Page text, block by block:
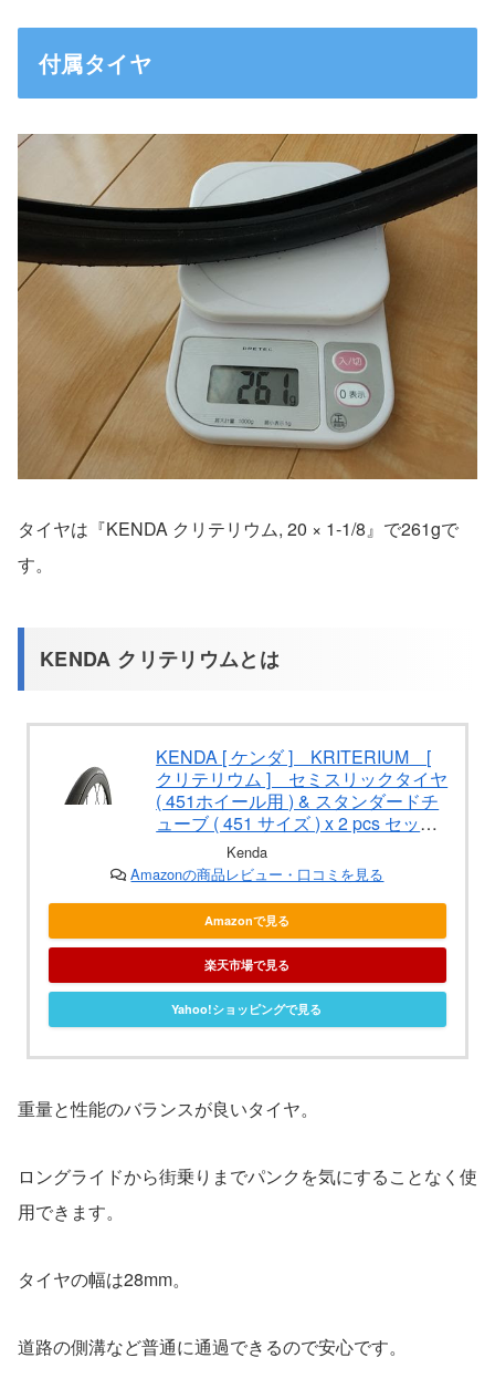
付属タイヤ
タイヤは『KENDA クリテリウム, 20 × 1-1/8』で261gで
す。
KENDA クリテリウムとは
KENDA [ ケンダ ] KRITERIUM [
クリテリウム ] セミスリックタイヤ
( 451ホイール用 ) & スタンダードチ
ューブ ( 451 サイズ ) x 2 pcs セッ
ト / タイヤ: 20"-1-1/8" (28-451) &
チューブ: 20"x1-1/8"
Kenda
Amazonの商品レビュー・口コミを見る
Amazonで見る
楽天市場で見る
Yahoo!ショッピングで見る
重量と性能のバランスが良いタイヤ。
ロングライドから街乗りまでパンクを気にすることなく使
用できます。
タイヤの幅は28mm。
道路の側溝など普通に通過できるので安心です。